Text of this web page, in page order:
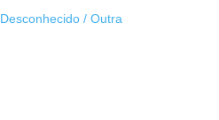
Desconhecido / Outra